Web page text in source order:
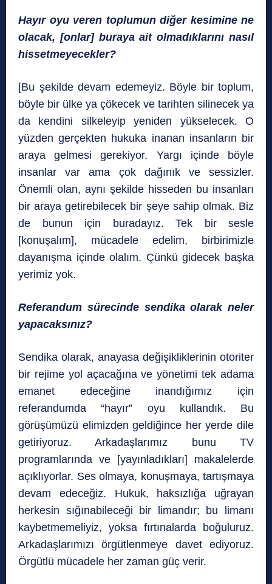
Hayır oyu veren toplumun diğer kesimine ne
olacak, [onlar] buraya ait olmadıklarını nasıl
hissetmeyecekler?
[Bu şekilde devam edemeyiz. Böyle bir toplum,
böyle bir ülke ya çökecek ve tarihten silinecek ya
da kendini silkeleyip yeniden yükselecek. O
yüzden gerçekten hukuka inanan insanların bir
araya gelmesi gerekiyor. Yargı içinde böyle
insanlar var ama çok dağınık ve sessizler.
Önemli olan, aynı şekilde hisseden bu insanları
bir araya getirebilecek bir şeye sahip olmak. Biz
de bunun için buradayız. Tek bir sesle
[konuşalım], mücadele edelim, birbirimizle
dayanışma içinde olalım. Çünkü gidecek başka
yerimiz yok.
Referandum sürecinde sendika olarak neler
yapacaksınız?
Sendika olarak, anayasa değişikliklerinin otoriter
bir rejime yol açacağına ve yönetimi tek adama
emanet edeceğine inandığımız için
referandumda “hayır” oyu kullandık. Bu
görüşümüzü elimizden geldiğince her yerde dile
getiriyoruz. Arkadaşlarımız bunu TV
programlarında ve [yayınladıkları] makalelerde
açıklıyorlar. Ses olmaya, konuşmaya, tartışmaya
devam edeceğiz. Hukuk, haksızlığa uğrayan
herkesin sığınabileceği bir limandır; bu limanı
kaybetmemeliyiz, yoksa fırtınalarda boğuluruz.
Arkadaşlarımızı örgütlenmeye davet ediyoruz.
Örgütlü mücadele her zaman güç verir.